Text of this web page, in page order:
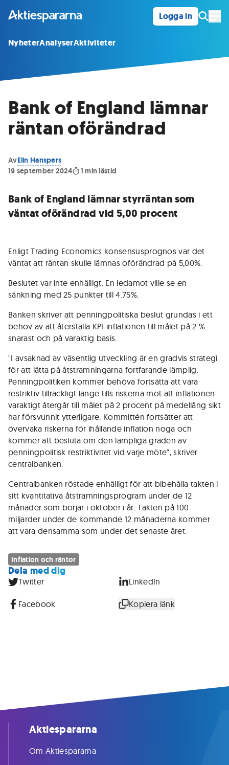
Logga in
NyheterAnalyserAktiviteter
Bank of England lämnar
räntan oförändrad
AvElin Hanspers
19 september 2024
1 min lästid
Bank of England lämnar styrräntan som
väntat oförändrad vid 5,00 procent
Enligt Trading Economics konsensusprognos var det
väntat att räntan skulle lämnas oförändrad på 5,00%.
Beslutet var inte enhälligt. En ledamot ville se en
sänkning med 25 punkter till 4.75%.
Banken skriver att penningpolitiska beslut grundas i ett
behov av att återställa KPI-inflationen till målet på 2 %
snarast och på varaktig basis.
"I avsaknad av väsentlig utveckling är en gradvis strategi
för att lätta på åtstramningarna fortfarande lämplig.
Penningpolitiken kommer behöva fortsätta att vara
restriktiv tillräckligt länge tills riskerna mot att inflationen
varaktigt återgår till målet på 2 procent på medellång sikt
har försvunnit ytterligare. Kommittén fortsätter att
övervaka riskerna för ihållande inflation noga och
kommer att besluta om den lämpliga graden av
penningpolitisk restriktivitet vid varje möte", skriver
centralbanken.
Centralbanken röstade enhälligt för att bibehålla takten i
sitt kvantitativa åtstramningsprogram under de 12
månader som börjar i oktober i år. Takten på 100
miljarder under de kommande 12 månaderna kommer
att vara densamma som under det senaste året.
Inflation och räntor
Dela med dig
Twitter LinkedIn
Facebook Kopiera länk
Aktiespararna
Om Aktiespararna